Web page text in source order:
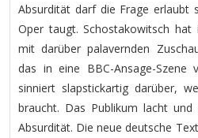
Absurdität darf die Frage erlaubt
Oper taugt. Schostakowitsch
mit darüber palavernden
das in eine BBC-Ansage-Szene
sinniert slapstickartig darüber,
braucht. Das Publikum lacht
Absurdität. Die neue deutsche